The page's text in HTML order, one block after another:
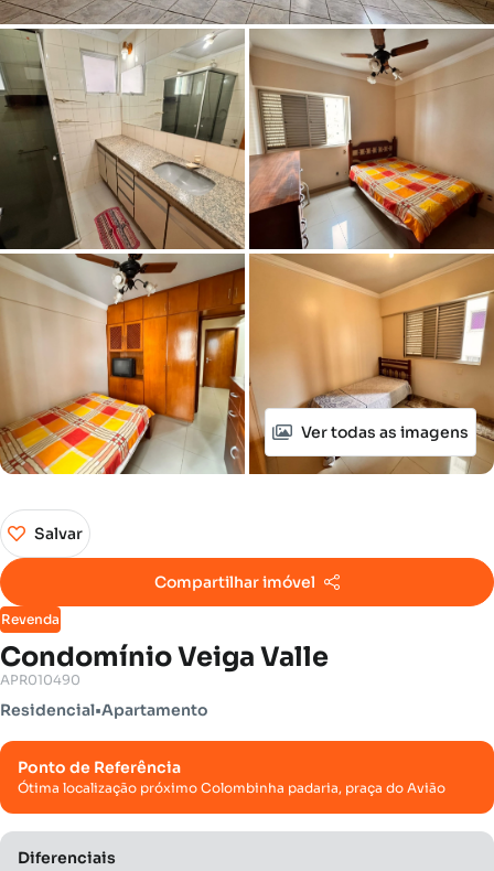
Ver todas as imagens
Revenda
Condomínio Veiga Valle
Salvar
Compartilhar imóvel
APR010490
Residencial•Apartamento
Ponto de Referência
Ótima localização próximo Colombinha padaria, praça do Avião
Diferenciais